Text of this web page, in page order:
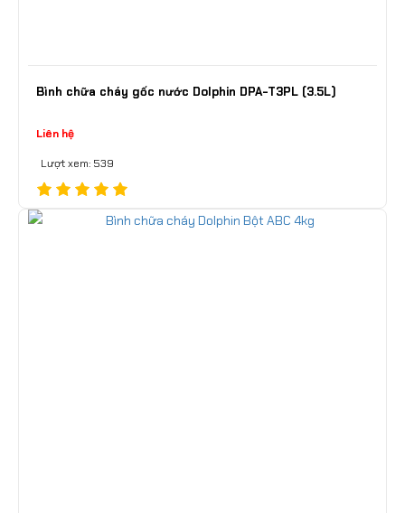
Bình chữa cháy gốc nước Dolphin DPA-T3PL (3.5L)
Liên hệ
Lượt xem: 539